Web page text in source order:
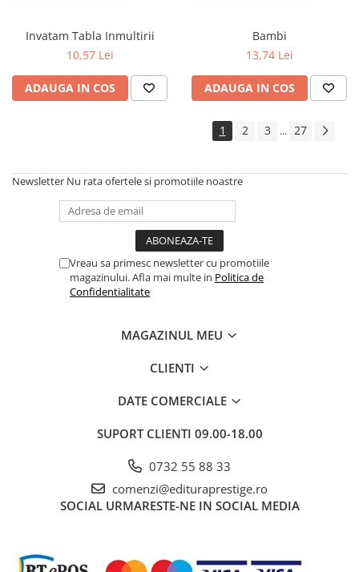
Arta
Caiete si Carnetele scolare
Coperti, Mape, Etichete
Ghiozdane si Penare scolare
Calculator
Consumabile & Accesorii
Carti pentru copii
Beletristica
Literatura Universala
Carte Prescolara, Joc
Povesti pe roti
Carti de colorat
Invatam Tabla Inmultirii
10,57 Lei
ADAUGA IN COS
Bambi
13,74 Lei
ADAUGA IN COS
1 2 3 ... 27
Newsletter Nu rata ofertele si promotiile noastre
Vreau sa primesc newsletter cu promotiile
magazinului. Afla mai multe in Politica de
Confidentialitate
MAGAZINUL MEU
CLIENTI
DATE COMERCIALE
SUPORT CLIENTI 09.00-18.00
0732 55 88 33
comenzi@edituraprestige.ro
SOCIAL URMARESTE-NE IN SOCIAL MEDIA